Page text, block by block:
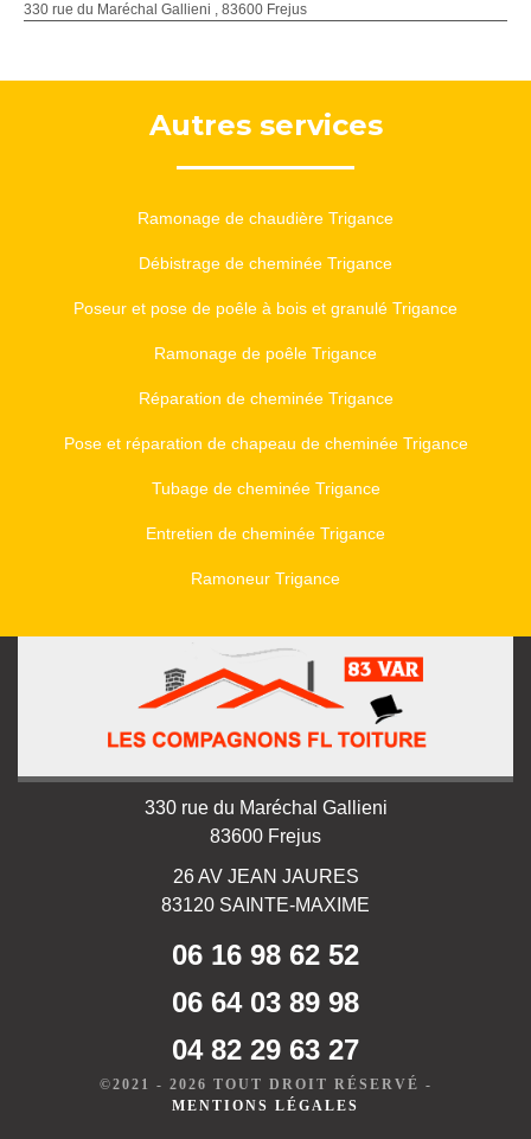
330 rue du Maréchal Gallieni , 83600 Frejus
Autres services
Ramonage de chaudière Trigance
Débistrage de cheminée Trigance
Poseur et pose de poêle à bois et granulé Trigance
Ramonage de poêle Trigance
Réparation de cheminée Trigance
Pose et réparation de chapeau de cheminée Trigance
Tubage de cheminée Trigance
Entretien de cheminée Trigance
Ramoneur Trigance
330 rue du Maréchal Gallieni
83600 Frejus
26 AV JEAN JAURES
83120 SAINTE-MAXIME
06 16 98 62 52
06 64 03 89 98
04 82 29 63 27
©2021 - 2026 TOUT DROIT RÉSERVÉ -
MENTIONS LÉGALES